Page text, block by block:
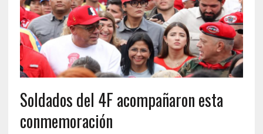
Soldados del 4F acompañaron esta
conmemoración